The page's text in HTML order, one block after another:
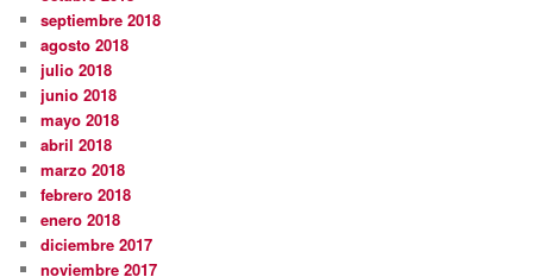
septiembre 2018
agosto 2018
julio 2018
junio 2018
mayo 2018
abril 2018
marzo 2018
febrero 2018
enero 2018
diciembre 2017
noviembre 2017